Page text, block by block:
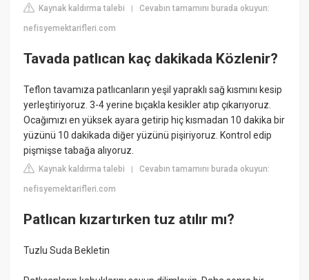
Kaynak kaldırma talebi |Cevabın tamamını burada okuyun:
nefisyemektarifleri.com
Tavada patlıcan kaç dakikada Közlenir?
Teflon tavamıza patlıcanların yeşil yapraklı sağ kısmını kesip
yerleştiriyoruz. 3-4 yerine bıçakla kesikler atıp çıkarıyoruz.
Ocağımızı en yüksek ayara getirip hiç kısmadan 10 dakika bir
yüzünü 10 dakikada diğer yüzünü pişiriyoruz. Kontrol edip
pişmişse tabağa alıyoruz.
Kaynak kaldırma talebi |Cevabın tamamını burada okuyun:
nefisyemektarifleri.com
Patlıcan kızartırken tuz atılır mı?
Tuzlu Suda Bekletin